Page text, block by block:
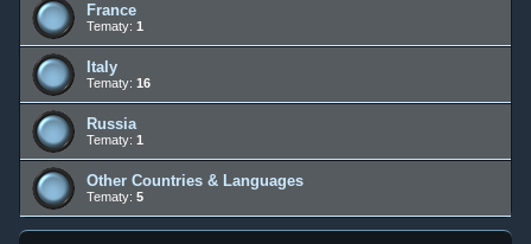
France
Tematy: 1
Italy
Tematy: 16
Russia
Tematy: 1
Other Countries & Languages
Tematy: 5